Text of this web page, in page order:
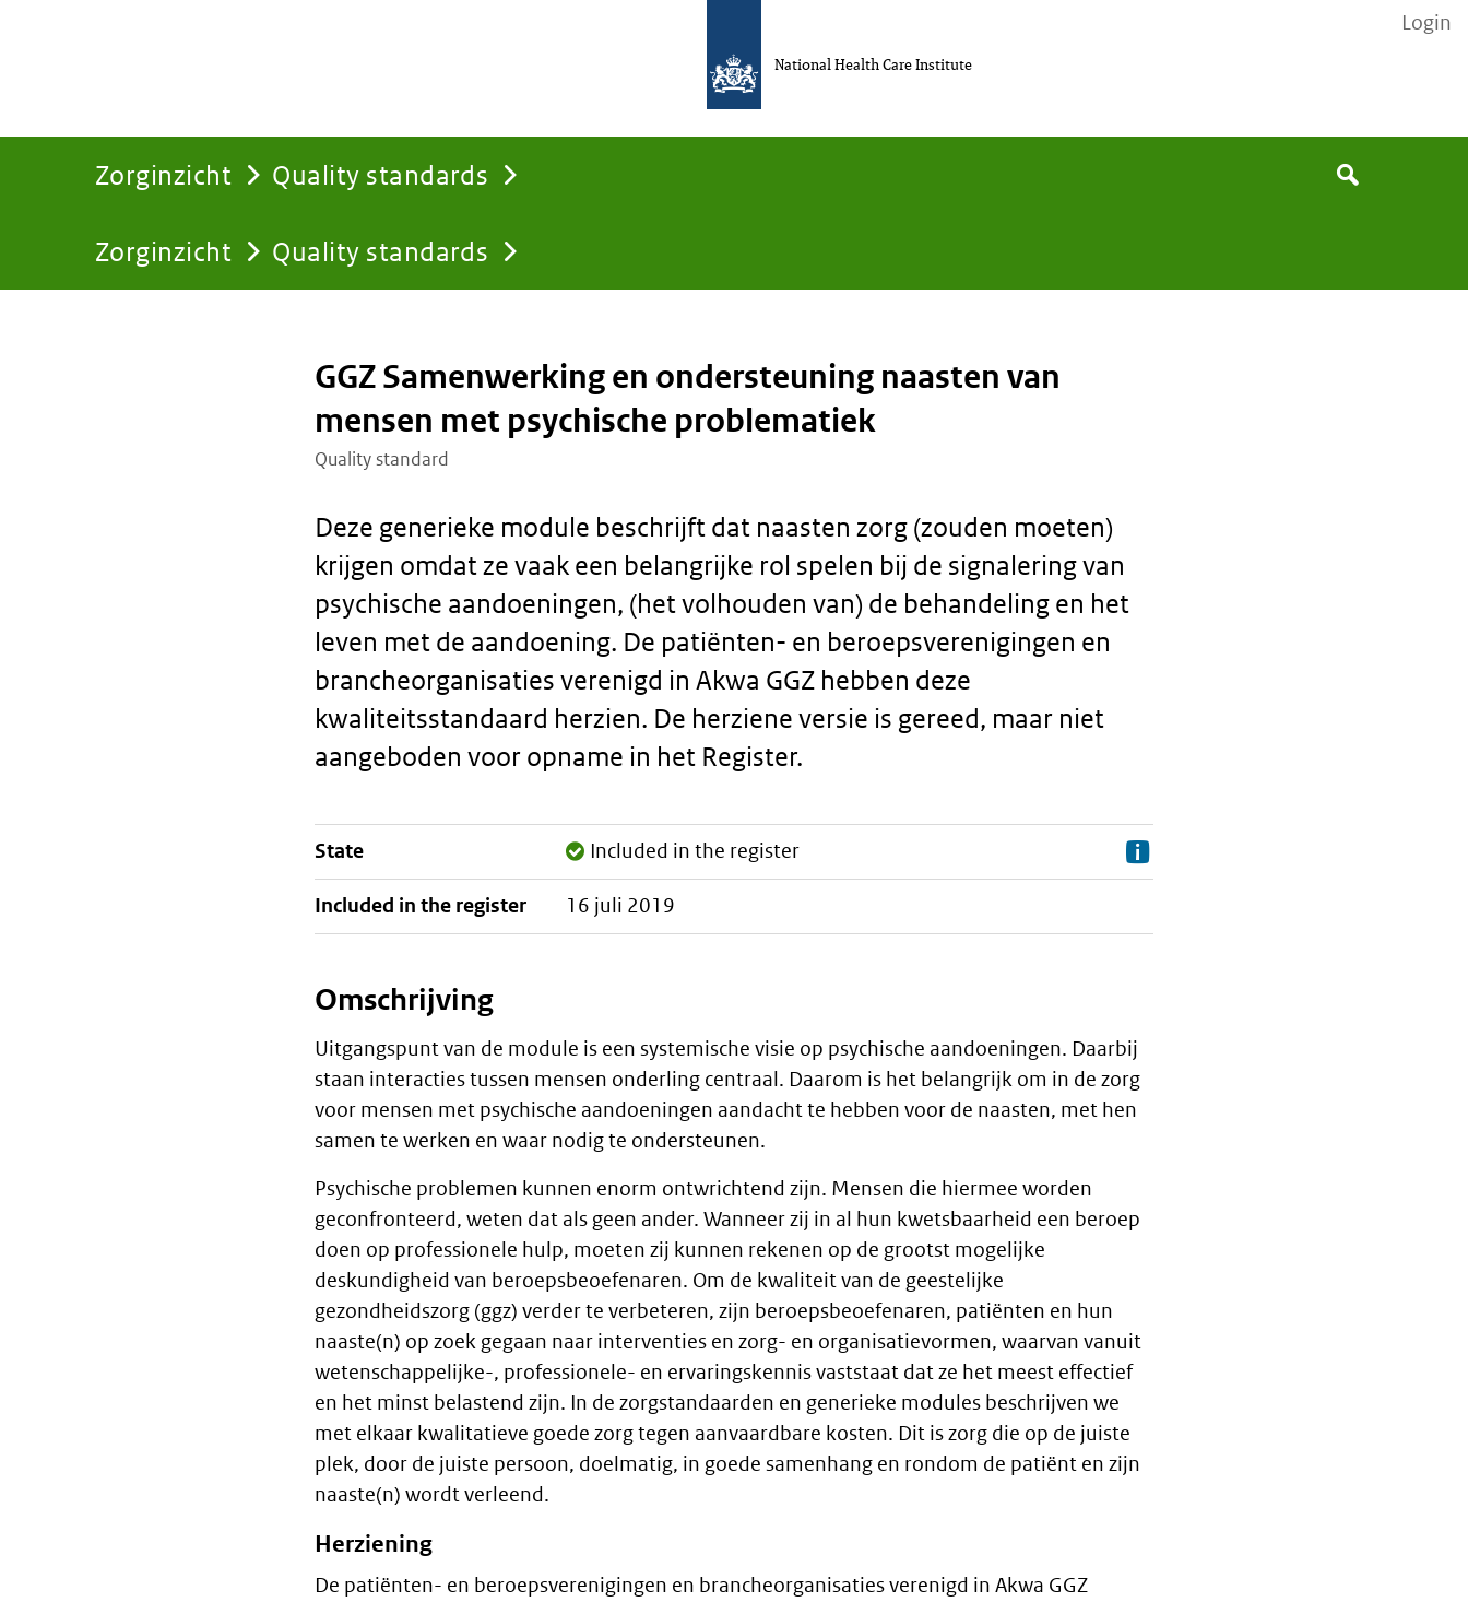
Zorginzicht Quality standards
You
Zorginzicht Quality standards
Search
National Health Care Institute
Login
GGZ Samenwerking en ondersteuning naasten van
mensen met psychische problematiek
Quality standard
Deze generieke module beschrijft dat naasten zorg (zouden moeten)
krijgen omdat ze vaak een belangrijke rol spelen bij de signalering van
psychische aandoeningen, (het volhouden van) de behandeling en het
leven met de aandoening. De patiënten- en beroepsverenigingen en
brancheorganisaties verenigd in Akwa GGZ hebben deze
kwaliteitsstandaard herzien. De herziene versie is gereed, maar niet
aangeboden voor opname in het Register.
Staalkaart
State Included in the register
Included in the register 16 juli 2019
Algemeen
Omschrijving
Uitgangspunt van de module is een systemische visie op psychische aandoeningen. Daarbij
staan interacties tussen mensen onderling centraal. Daarom is het belangrijk om in de zorg
voor mensen met psychische aandoeningen aandacht te hebben voor de naasten, met hen
samen te werken en waar nodig te ondersteunen.
Psychische problemen kunnen enorm ontwrichtend zijn. Mensen die hiermee worden
geconfronteerd, weten dat als geen ander. Wanneer zij in al hun kwetsbaarheid een beroep
doen op professionele hulp, moeten zij kunnen rekenen op de grootst mogelijke
deskundigheid van beroepsbeoefenaren. Om de kwaliteit van de geestelijke
gezondheidszorg (ggz) verder te verbeteren, zijn beroepsbeoefenaren, patiënten en hun
naaste(n) op zoek gegaan naar interventies en zorg- en organisatievormen, waarvan vanuit
wetenschappelijke-, professionele- en ervaringskennis vaststaat dat ze het meest effectief
en het minst belastend zijn. In de zorgstandaarden en generieke modules beschrijven we
met elkaar kwalitatieve goede zorg tegen aanvaardbare kosten. Dit is zorg die op de juiste
plek, door de juiste persoon, doelmatig, in goede samenhang en rondom de patiënt en zijn
naaste(n) wordt verleend.
Herziening
De patiënten- en beroepsverenigingen en brancheorganisaties verenigd in Akwa GGZ